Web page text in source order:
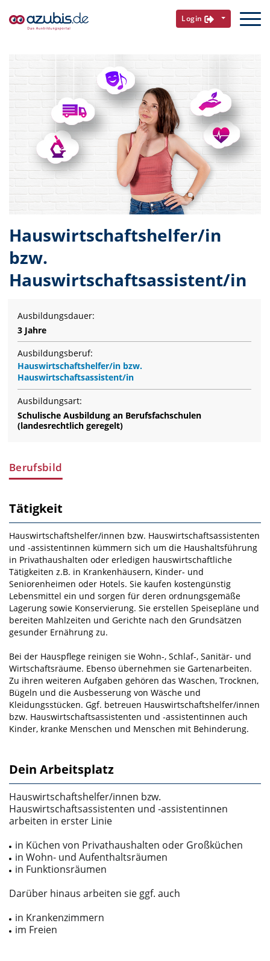
Login
Hauswirtschaftshelfer/in
bzw.
Hauswirtschaftsassistent/in
Ausbildungsdauer:
3 Jahre
Ausbildungsberuf:
Hauswirtschaftshelfer/in bzw.
Hauswirtschaftsassistent/in
Ausbildungsart:
Schulische Ausbildung an Berufsfachschulen
(landesrechtlich geregelt)
Berufsbild
Tätigkeit
Hauswirtschaftshelfer/innen bzw. Hauswirtschaftsassistenten
und ‑assistentinnen kümmern sich um die Haushaltsführung
in Privathaushalten oder erledigen hauswirtschaftliche
Tätigkeiten z.B. in Krankenhäusern, Kinder- und
Seniorenheimen oder Hotels. Sie kaufen kostengünstig
Lebensmittel ein und sorgen für deren ordnungsgemäße
Lagerung sowie Konservierung. Sie erstellen Speisepläne und
bereiten Mahlzeiten und Gerichte nach den Grundsätzen
gesunder Ernährung zu.
Bei der Hauspflege reinigen sie Wohn-, Schlaf-, Sanitär- und
Wirtschaftsräume. Ebenso übernehmen sie Gartenarbeiten.
Zu ihren weiteren Aufgaben gehören das Waschen, Trocknen,
Bügeln und die Ausbesserung von Wäsche und
Kleidungsstücken. Ggf. betreuen Hauswirtschaftshelfer/innen
bzw. Hauswirtschaftsassistenten und ‑assistentinnen auch
Kinder, kranke Menschen und Menschen mit Behinderung.
Dein Arbeitsplatz
Hauswirtschaftshelfer/innen bzw.
Hauswirtschaftsassistenten und ‑assistentinnen
arbeiten in erster Linie
in Küchen von Privathaushalten oder Großküchen
in Wohn- und Aufenthaltsräumen
in Funktionsräumen
Darüber hinaus arbeiten sie ggf. auch
in Krankenzimmern
im Freien